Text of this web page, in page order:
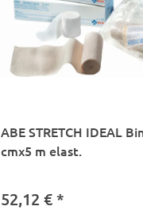
ABE STRETCH IDEAL
cmx5 m elast.
52,12 €*